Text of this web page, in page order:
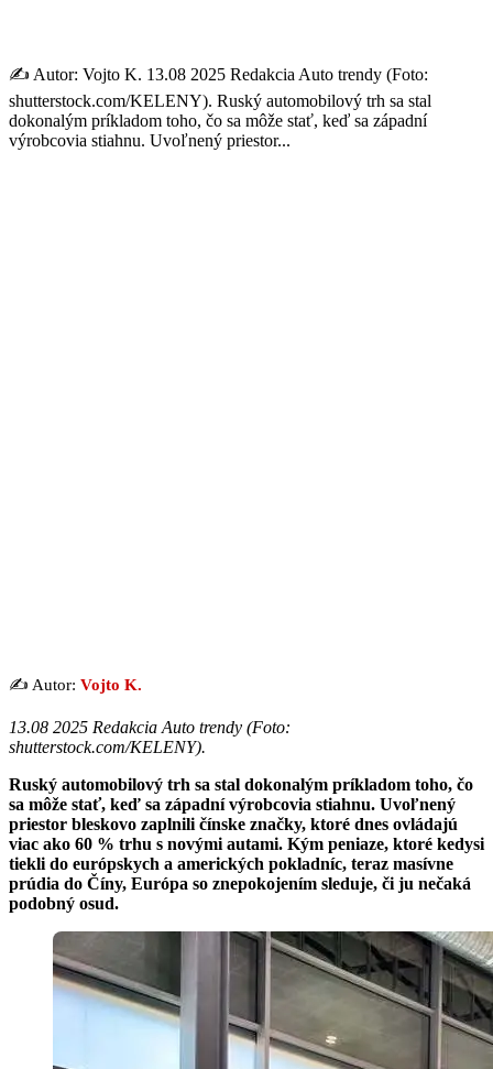
✍️ Autor: Vojto K. 13.08 2025 Redakcia Auto trendy (Foto:
shutterstock.com/KELENY). Ruský automobilový trh sa stal
dokonalým príkladom toho, čo sa môže stať, keď sa západní
výrobcovia stiahnu. Uvoľnený priestor...
✍️ Autor: Vojto K.
13.08 2025 Redakcia Auto trendy (Foto:
shutterstock.com/KELENY).
Ruský automobilový trh sa stal dokonalým príkladom toho, čo
sa môže stať, keď sa západní výrobcovia stiahnu. Uvoľnený
priestor bleskovo zaplnili čínske značky, ktoré dnes ovládajú
viac ako 60 % trhu s novými autami. Kým peniaze, ktoré kedysi
tiekli do európskych a amerických pokladníc, teraz masívne
prúdia do Číny, Európa so znepokojením sleduje, či ju nečaká
podobný osud.